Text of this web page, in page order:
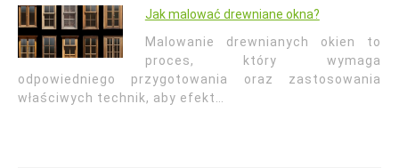
Jak malować drewniane okna?
Malowanie drewnianych okien to
proces, który wymaga
odpowiedniego przygotowania oraz zastosowania
właściwych technik, aby efekt…